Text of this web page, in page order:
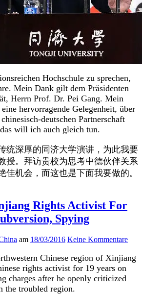
Hochschule zu sprechen,
Mein Dank gilt dem Präsidenten
Herrn Prof. Dr. Pei Gang. Mein
hervorragende Gelegenheit, über
deutschen Partnerschaft
will ich auch gleich tun.
统深厚的同济大学演讲，为此我要
授。拜访贵校为思考中德伙伴关系
佳机会，而这也是下面我要做的。
Rights Activist For
Spying
am 18/03/2016 Keine Kommentare
Chinese region of Xinjiang
rights activist for 19 years on
charges after he openly criticized
the troubled region.